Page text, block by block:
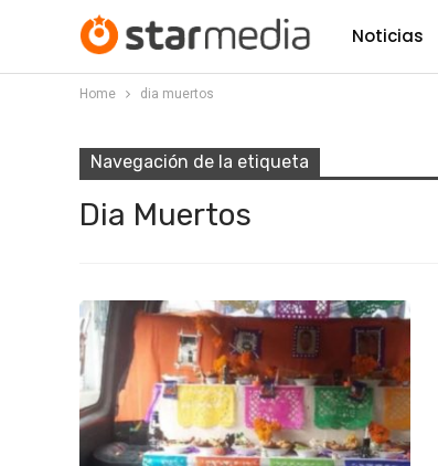
Noticias
Home dia muertos
Navegación de la etiqueta
Dia Muertos